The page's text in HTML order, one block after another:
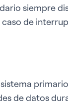
siempre
de
de datos